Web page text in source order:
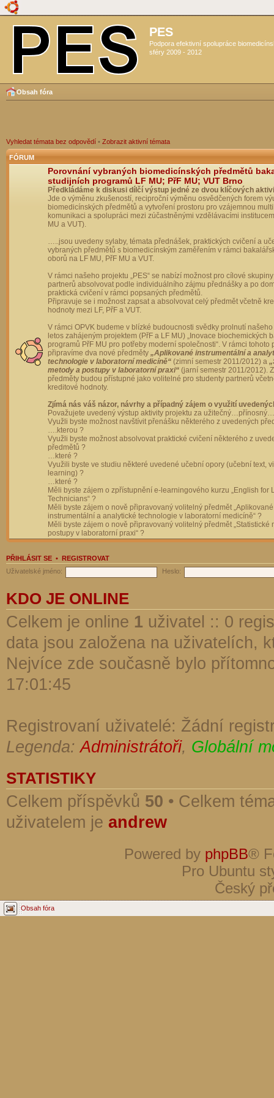
PES
Podpora efektivní spolupráce
sféry 2009 - 2012
Obsah fóra
Vyhledat témata bez odpovědí • Zobrazit aktivní témata
FÓRUM
Porovnání vybraných biomedicínských předmětů
studijních programů LF MU; PřF MU; VUT Brno
Předkládáme k diskusi dílčí výstup jedné ze dvou klíčových
Jde o výměnu zkušeností, reciproční výměnu osvědčených forem
biomedicínských předmětů a vytvoření prostoru pro vzájemnou
komunikaci a spolupráci mezi zúčastněnými vzdělávacími
MU a VUT).
…..jsou uvedeny sylaby, témata přednášek, praktických cvičení a
vybraných předmětů s biomedicínským zaměřením v rámci
oborů na LF MU, PřF MU a VUT.
V rámci našeho projektu „PES“ se nabízí možnost pro cílové
partnerů absolvovat podle individuálního zájmu přednášky a po
praktická cvičení v rámci popsaných předmětů.
Připravuje se i možnost zapsat a absolvovat celý předmět včetně
hodnoty mezi LF, PřF a VUT.
V rámci OPVK budeme v blízké budoucnosti svědky prolnutí
letos zahájeným projektem (PřF a LF MU) „Inovace biochemických
programů PřF MU pro potřeby moderní společnosti“. V rámci tohoto
připravíme dva nové předměty „Aplikované instrumentální a
technologie v laboratorní medicíně“ (zimní semestr 2011/2012) a
metody a postupy v laboratorní praxi“ (jarní semestr 2011/2012).
předměty budou přístupné jako volitelné pro studenty partnerů
kreditové hodnoty.
Zjímá nás váš názor, návrhy a případný zájem o využití
Považujete uvedený výstup aktivity projektu za
Využli byste možnost navštívit přenášku některého z uvedených
….kterou ?
Využli byste možnost absolvovat praktické cvičení některého z
předmětů ?
…které ?
Využili byste ve studiu některé uvedené učební opory (učební text,
learning) ?
…které ?
Měli byste zájem o zpřístupnění e-learningového kurzu „English for
Technicians“ ?
Měli byste zájem o nově připravovaný volitelný předmět „Aplikované
instrumentální a analytické technologie v laboratorní medicíně“ ?
Měli byste zájem o nově připravovaný volitelný předmět „Statistické
postupy v laboratorní praxi“ ?
PŘIHLÁSIT SE • REGISTROVAT
Uživatelské jméno:
Heslo:
KDO JE ONLINE
Celkem je online 1 uživatel :: 0
data jsou založena na uživatelích,
Nejvíce zde současně bylo
17:01:45
Registrovaní uživatelé: Žádní
Legenda:Administrátoři, Globální
STATISTIKY
Celkem příspěvků 50 • Celkem
uživatelem je andrew
Powered by phpBB®
Pro Ubuntu
Český
Obsah fóra